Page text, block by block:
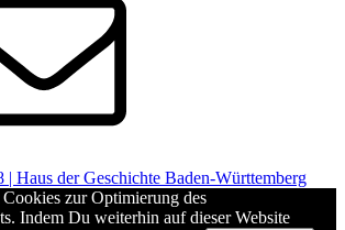
| Haus der Geschichte Baden-Württemberg
zur Optimierung des
Indem Du weiterhin auf dieser Website